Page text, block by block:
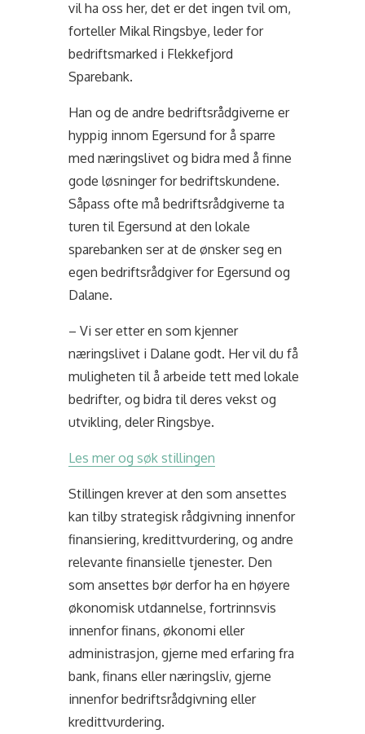
vil ha oss her, det er det ingen tvil om,
forteller Mikal Ringsbye, leder for
bedriftsmarked i Flekkefjord
Sparebank.
Han og de andre bedriftsrådgiverne er
hyppig innom Egersund for å sparre
med næringslivet og bidra med å finne
gode løsninger for bedriftskundene.
Såpass ofte må bedriftsrådgiverne ta
turen til Egersund at den lokale
sparebanken ser at de ønsker seg en
egen bedriftsrådgiver for Egersund og
Dalane.
– Vi ser etter en som kjenner
næringslivet i Dalane godt. Her vil du få
muligheten til å arbeide tett med lokale
bedrifter, og bidra til deres vekst og
utvikling, deler Ringsbye.
Les mer og søk stillingen
Stillingen krever at den som ansettes
kan tilby strategisk rådgivning innenfor
finansiering, kredittvurdering, og andre
relevante finansielle tjenester. Den
som ansettes bør derfor ha en høyere
økonomisk utdannelse, fortrinnsvis
innenfor finans, økonomi eller
administrasjon, gjerne med erfaring fra
bank, finans eller næringsliv, gjerne
innenfor bedriftsrådgivning eller
kredittvurdering.